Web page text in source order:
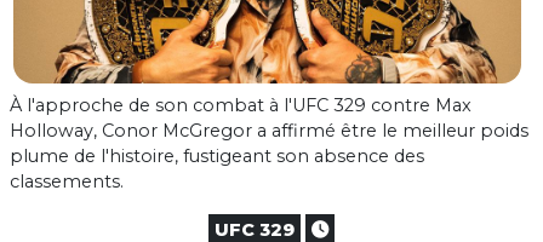
À l'approche de son combat à l'UFC 329 contre Max
Holloway, Conor McGregor a affirmé être le meilleur poids
plume de l'histoire, fustigeant son absence des
classements.
UFC 329